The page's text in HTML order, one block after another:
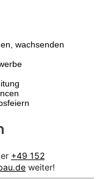
wachsenden
+49 152
weiter!